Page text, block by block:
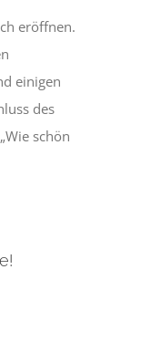
eröffnen.
einigen
des
schön